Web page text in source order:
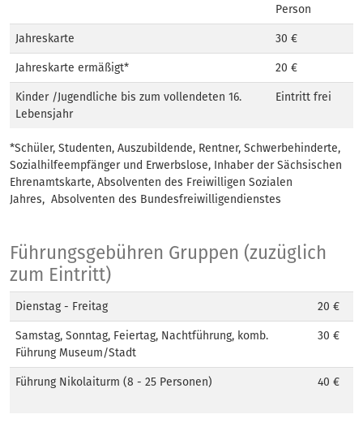
Person
Jahreskarte 30 €
Jahreskarte ermäßigt* 20 €
Kinder /Jugendliche bis zum vollendeten 16.
Lebensjahr
Eintritt frei
*Schüler, Studenten, Auszubildende, Rentner, Schwerbehinderte,
Sozialhilfeempfänger und Erwerbslose, Inhaber der Sächsischen
Ehrenamtskarte, Absolventen des Freiwilligen Sozialen
Jahres, Absolventen des Bundesfreiwilligendienstes
Führungsgebühren Gruppen (zuzüglich
zum Eintritt)
Dienstag - Freitag 20 €
Samstag, Sonntag, Feiertag, Nachtführung, komb.
Führung Museum/Stadt
30 €
Führung Nikolaiturm (8 - 25 Personen) 40 €